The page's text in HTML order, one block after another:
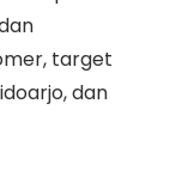
target
dan